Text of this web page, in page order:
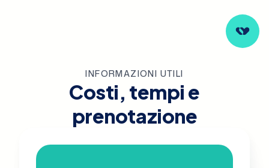
INFORMAZIONI UTILI
Costi, tempi e
prenotazione